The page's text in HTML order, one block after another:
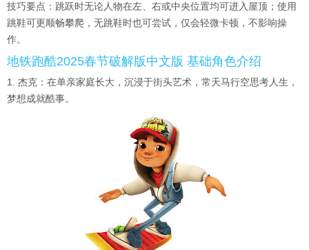
技巧要点：跳跃时无论人物在左、右或中央位置均可进入屋顶；使用
跳鞋可更顺畅攀爬，无跳鞋时也可尝试，仅会轻微卡顿，不影响操
作。
地铁跑酷2025春节破解版中文版 基础角色介绍
1. 杰克：在单亲家庭长大，沉浸于街头艺术，常天马行空思考人生，
梦想成就酷事。